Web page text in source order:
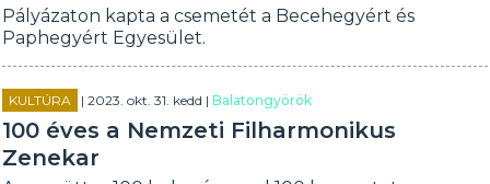
Pályázaton kapta a csemetét a Becehegyért és
Paphegyért Egyesület.
KULTÚRA | 2023. okt. 31. kedd |Balatongyörök
100 éves a Nemzeti Filharmonikus
Zenekar